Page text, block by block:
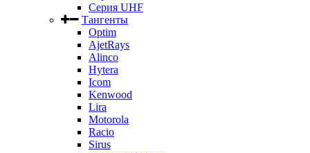
Серия UHF
Тангенты
Optim
AjetRays
Alinco
Hytera
Icom
Kenwood
Lira
Motorola
Racio
Sirus